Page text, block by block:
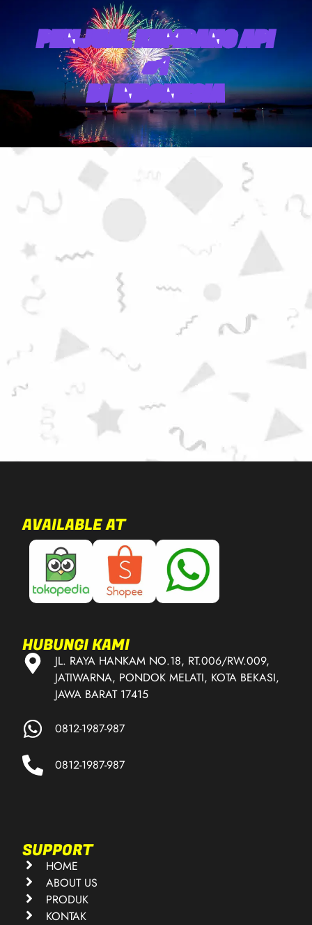
PENJUAL KEMBANG API
#1
DI INDONESIA
AVAILABLE AT
HUBUNGI KAMI
JL. RAYA HANKAM NO.18, RT.006/RW.009,
JATIWARNA, PONDOK MELATI, KOTA BEKASI,
JAWA BARAT 17415
0812-1987-987
0812-1987-987
SUPPORT
HOME
ABOUT US
PRODUK
KONTAK